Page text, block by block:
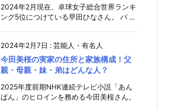
2024年2月現在、卓球女子総合世界ランキ
ング5位につけている早田ひなさん。 パ ...
2024年2月7日 : 芸能人・有名人
今田美桜の実家の住所と家族構成！父
親・母親・妹・弟はどんな人？
2025年度前期NHK連続テレビ小説「あん
ぱん」のヒロインを務める今田美桜さん。